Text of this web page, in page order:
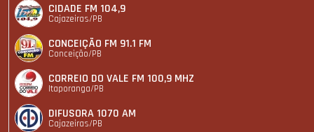
CIDADE FM 104,9
Cajazeiras/PB
CONCEIÇÃO FM 91.1 FM
Conceição/PB
CORREIO DO VALE FM 100,9 MHZ
Itaporanga/PB
DIFUSORA 1070 AM
Cajazeiras/PB